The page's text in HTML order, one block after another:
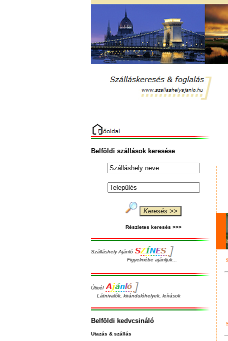
Belföldi szállások keresése
Részletes keresés >>>
Szálláshely Ajánló
Figyelmébe ajánljuk...
Úticél
Látnivalók, kirándulóhelyek, leírások
Belföldi kedvcsináló
Utazás & szállás